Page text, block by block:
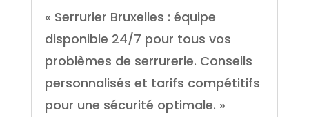
« Serrurier Bruxelles : équipe
disponible 24/7 pour tous vos
problèmes de serrurerie. Conseils
personnalisés et tarifs compétitifs
pour une sécurité optimale. »